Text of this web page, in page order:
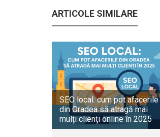
ARTICOLE SIMILARE
SEO local: cum pot afacerile
din Oradea să atragă mai
mulți clienți online în 2025